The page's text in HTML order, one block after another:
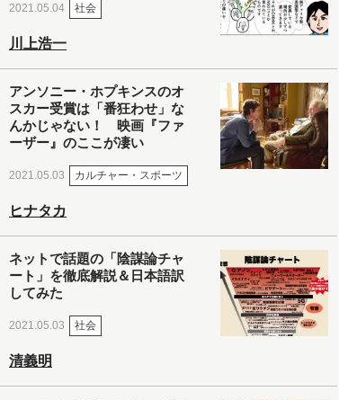
2021.05.04 社会
川上浩一
アンソニー・ホプキンスのオ
スカー受賞は「番狂わせ」な
んかじゃない！ 映画『ファ
ーザー』のここが凄い
2021.05.03 カルチャー・スポーツ
ヒナタカ
ネットで話題の「陰謀論チャ
ート」を徹底解説＆日本語訳
してみた
2021.05.03 社会
清義明